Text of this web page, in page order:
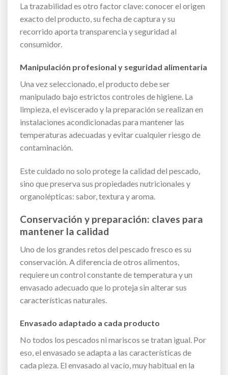
La trazabilidad es otro factor clave: conocer el origen
exacto del producto, su fecha de captura y su
recorrido aporta transparencia y seguridad al
consumidor.
Manipulación profesional y seguridad alimentaria
Una vez seleccionado, el producto debe ser
manipulado bajo estrictos controles de higiene. La
limpieza, el eviscerado y la preparación se realizan en
instalaciones acondicionadas para mantener las
temperaturas adecuadas y evitar cualquier riesgo de
contaminación.
Este cuidado no solo protege la calidad del pescado,
sino que preserva sus propiedades nutricionales y
organolépticas: sabor, textura y aroma.
Conservación y preparación: claves para
mantener la calidad
Uno de los grandes retos del pescado fresco es su
conservación. A diferencia de otros alimentos,
requiere un control constante de temperatura y un
envasado adecuado que lo proteja sin alterar sus
características naturales.
Envasado adaptado a cada producto
No todos los pescados ni mariscos se tratan igual. Por
eso, el envasado se adapta a las características de
cada pieza. El envasado al vacío, muy habitual en la